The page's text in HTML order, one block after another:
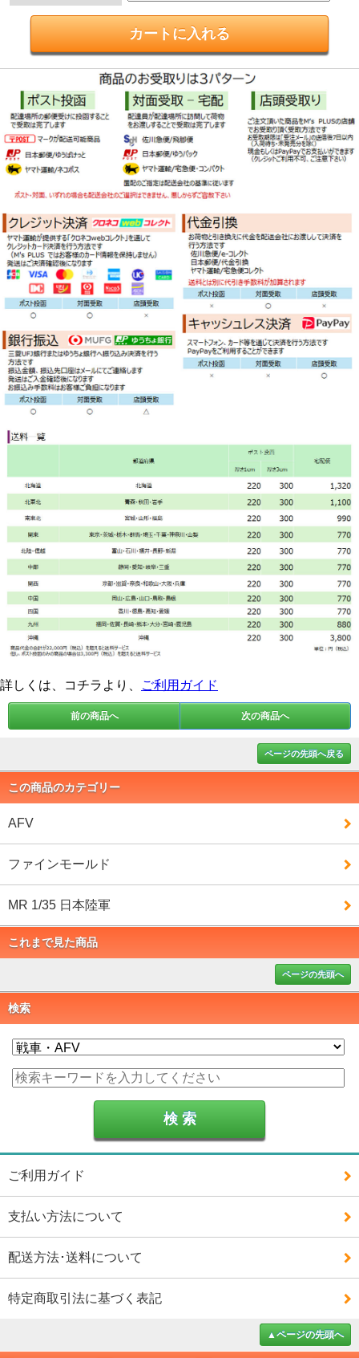
詳しくは、コチラより、 ご利用ガイド
前の商品へ 次の商品へ
ページの先頭へ戻る
この商品のカテゴリー
AFV
ファインモールド
MR 1/35 日本陸軍
これまで見た商品
ページの先頭へ
検索
ご利用ガイド
支払い方法について
配送方法･送料について
特定商取引法に基づく表記
▲ページの先頭へ